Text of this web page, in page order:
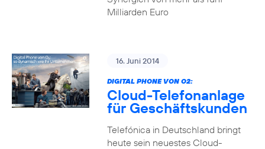
Milliarden Euro
16. Juni 2014
DIGITAL PHONE VON O2:
Cloud-Telefonanlage
für Geschäftskunden
Telefónica in Deutschland bringt
heute sein neuestes Cloud-